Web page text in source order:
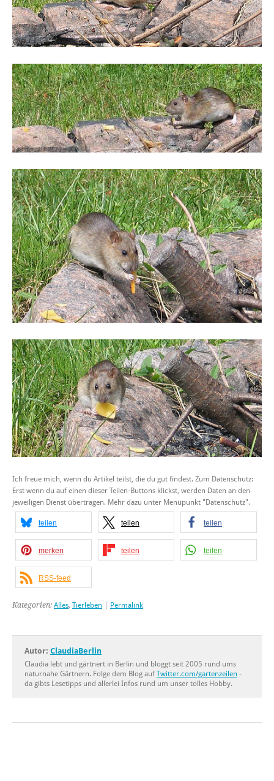
Ich freue mich, wenn du Artikel teilst, die du gut findest. Zum Datenschutz:
Erst wenn du auf einen dieser Teilen-Buttons klickst, werden Daten an den
jeweiligen Dienst übertragen. Mehr dazu unter Menüpunkt "Datenschutz".
teilen teilen teilen
merken teilen teilen
RSS-feed
Kategorien: Alles, Tierleben Permalink
Autor: ClaudiaBerlin
Claudia lebt und gärtnert in Berlin und bloggt seit 2005 rund ums
naturnahe Gärtnern. Folge dem Blog aufTwitter.com/gartenzeilen -
da gibts Lesetipps und allerlei Infos rund um unser tolles Hobby.